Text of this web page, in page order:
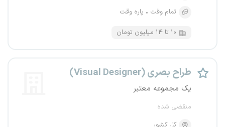
تمام وقت
پاره وقت
۱۰ تا ۱۴ میلیون تومان
طراح بصری (Visual Designer)
یک مجموعه معتبر
منقضی شده
کل کشور